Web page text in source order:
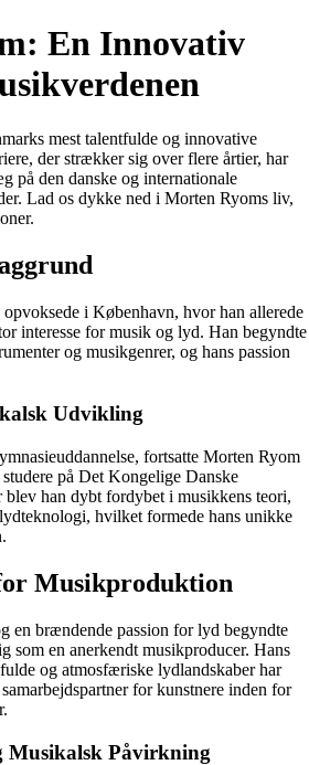
En Innovativ
mest talentfulde og innovative
der strækker sig over flere årtier, har
på den danske og internationale
Lad os dykke ned i Morten Ryoms liv,
i København, hvor han allerede
interesse for musik og lyd. Han begyndte
og musikgenrer, og hans passion
Udvikling
fortsatte Morten Ryom
på Det Kongelige Danske
han dybt fordybet i musikkens teori,
hvilket formede hans unikke
Musikproduktion
en brændende passion for lyd begyndte
som en anerkendt musikproducer. Hans
og atmosfæriske lydlandskaber har
for kunstnere inden for
Musikalsk Påvirkning